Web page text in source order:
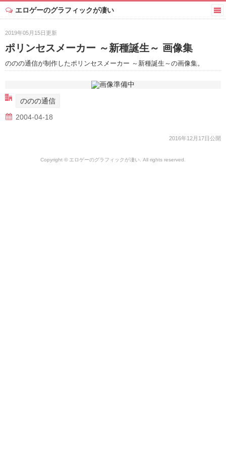
エロゲーのグラフィックが凄い
2019年05月15日更新
ポリンセスメーカー ～新種誕生～ 画像集
ののの通信が制作したポリンセスメーカー ～新種誕生～の画像集。
ののの通信
2004-04-18
2016年12月17日公開
Copyright © エロゲーのグラフィックが凄い. All rights reserved.